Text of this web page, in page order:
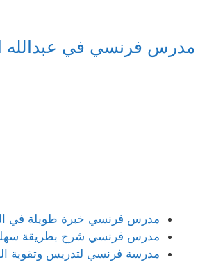
مدرس فرنسي في عبدالله
مدرس فرنسي خبرة طويلة في
مدرس فرنسي شرح بطريقة
مدرسة فرنسي لتدريس وتقوية